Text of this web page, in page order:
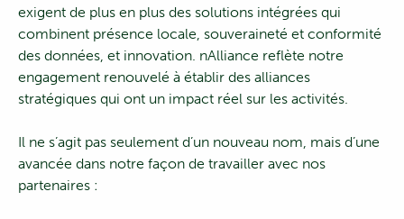
exigent de plus en plus des solutions intégrées qui
combinent présence locale, souveraineté et conformité
des données, et innovation. nAlliance reflète notre
engagement renouvelé à établir des alliances
stratégiques qui ont un impact réel sur les activités.
Il ne s’agit pas seulement d’un nouveau nom, mais d’une
avancée dans notre façon de travailler avec nos
partenaires :